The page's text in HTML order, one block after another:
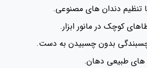
دندان های مصنوعی.
کوچک در مانور ابزار.
چسبندگی بدون چسبیدن به دست.
های طبیعی دهان.